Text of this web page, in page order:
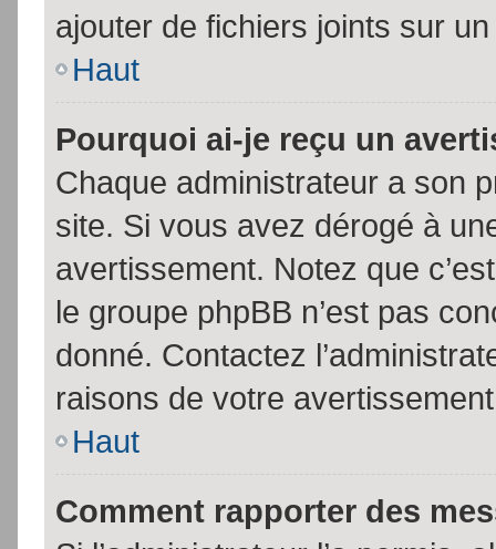
ajouter de fichiers joints sur
Haut
Pourquoi ai-je reçu un
Chaque administrateur a son
site. Si vous avez dérogé à
avertissement. Notez que
le groupe phpBB n’est pas
donné. Contactez
raisons de votre
Haut
Comment rapporter des